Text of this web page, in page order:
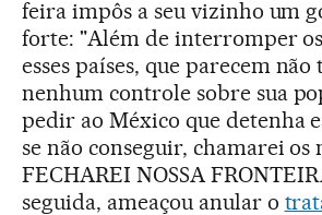
feira impôs a seu vizinho um
forte: "Além de interromper
esses países, que parecem não
nenhum controle sobre sua
pedir ao México que detenha
se não conseguir, chamarei os
FECHAREI NOSSA
seguida, ameaçou anular o